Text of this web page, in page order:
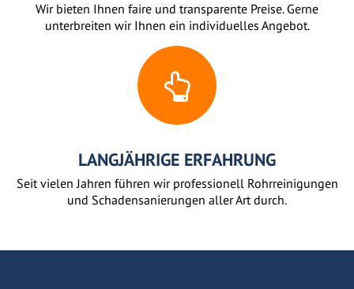
Wir bieten Ihnen faire und transparente Preise. Gerne
unterbreiten wir Ihnen ein individuelles Angebot.
LANGJÄHRIGE ERFAHRUNG
Seit vielen Jahren führen wir professionell Rohrreinigungen
und Schadensanierungen aller Art durch.